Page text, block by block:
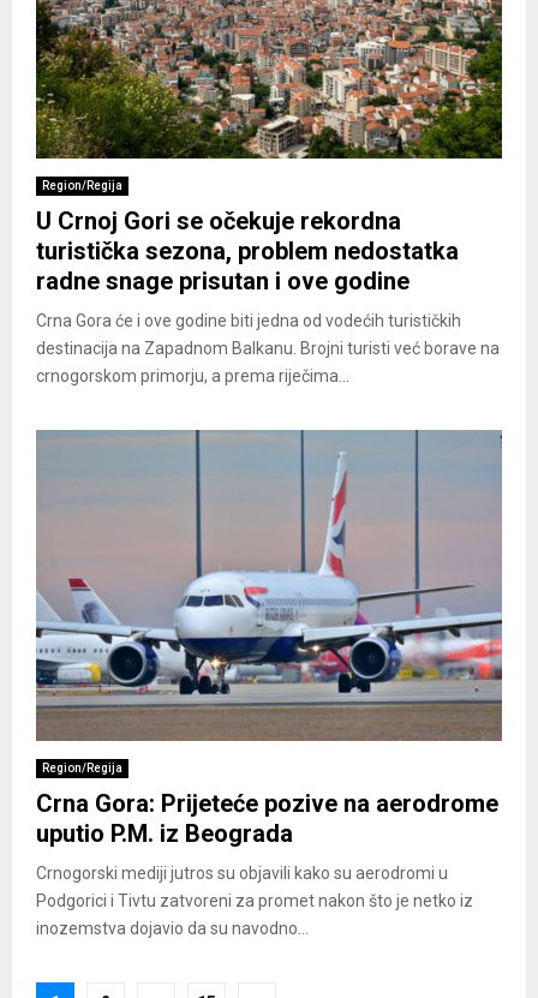
Region/Regija
U Crnoj Gori se očekuje rekordna
turistička sezona, problem nedostatka
radne snage prisutan i ove godine
Crna Gora će i ove godine biti jedna od vodećih turističkih
destinacija na Zapadnom Balkanu. Brojni turisti već borave na
crnogorskom primorju, a prema riječima...
Region/Regija
Crna Gora: Prijeteće pozive na aerodrome
uputio P.M. iz Beograda
Crnogorski mediji jutros su objavili kako su aerodromi u
Podgorici i Tivtu zatvoreni za promet nakon što je netko iz
inozemstva dojavio da su navodno...